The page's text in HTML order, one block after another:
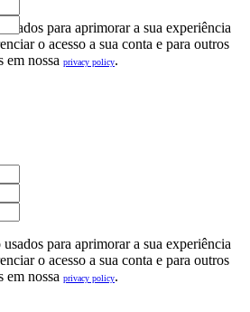
usados para aprimorar a sua experiência
o acesso a sua conta e para outros
em nossa privacy policy.
usados para aprimorar a sua experiência
o acesso a sua conta e para outros
em nossa privacy policy.